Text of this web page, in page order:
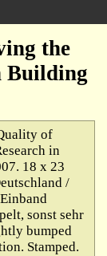
the
Building
of
in
18 x 23
/
sonst sehr
bumped
Stamped.